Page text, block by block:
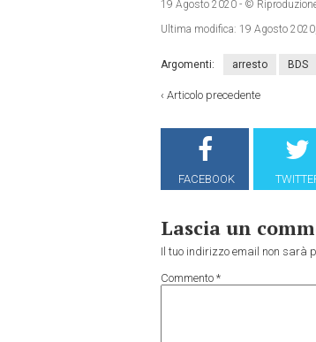
19 Agosto 2020 - ©
Ultima modifica: 19 Agosto
Argomenti: arresto BDS
‹ Articolo precedente
FACEBOOK
Lascia un
Il tuo indirizzo email non sarà
Commento *